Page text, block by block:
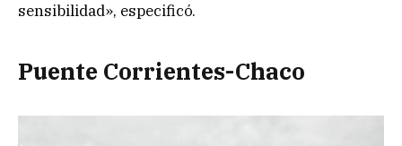
sensibilidad», especificó.
Puente Corrientes-Chaco